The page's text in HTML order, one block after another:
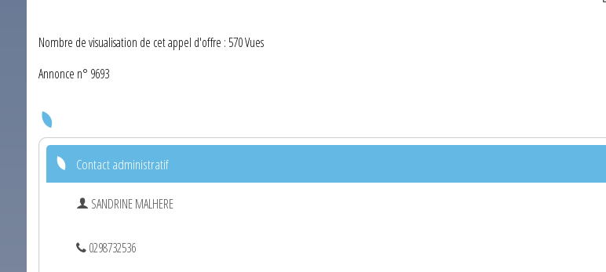
Nombre de visualisation de cet appel d'offre : 570 Vues
Annonce n° 9693
Contact administratif
SANDRINE MALHERE
0298732536